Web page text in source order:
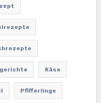
Käse
Pfifferlinge